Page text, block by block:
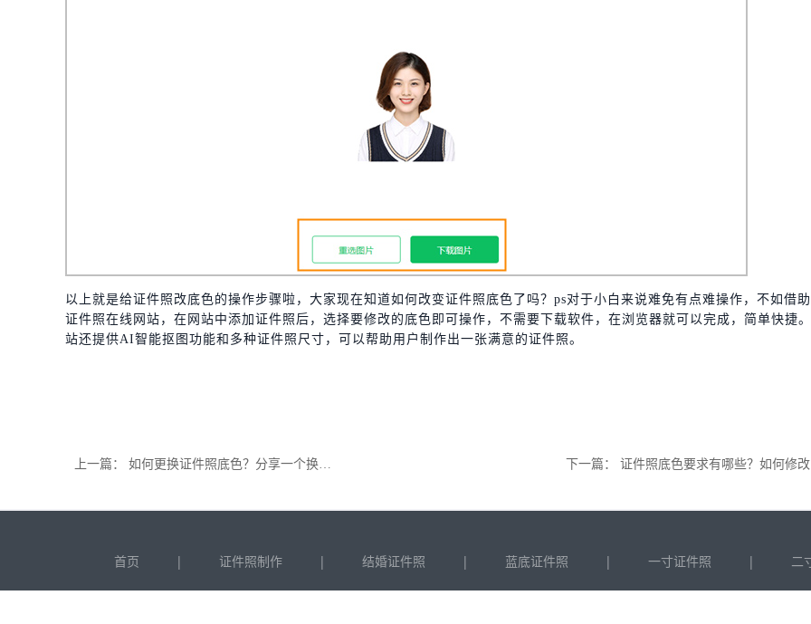
以上就是给证件照改底色的操作步骤啦，大家现在知道如何改变证件照底色了吗？ps对于小白来说难免有点难操作，不如借
证件照在线网站，在网站中添加证件照后，选择要修改的底色即可操作，不需要下载软件，在浏览器就可以完成，简单快捷
站还提供AI智能抠图功能和多种证件照尺寸，可以帮助用户制作出一张满意的证件照。
上一篇： 如何更换证件照底色？分享一个换证件照底色的方法 下一篇： 证件照底色要求有哪些？如何修改证件照底色
首页 | 证件照制作 | 结婚证件照 | 蓝底证件照 | 一寸证件照 | 二